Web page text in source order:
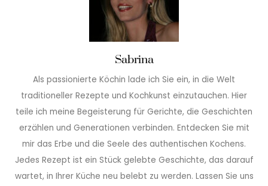
Sabrina
Als passionierte Köchin lade ich Sie ein, in die Welt
traditioneller Rezepte und Kochkunst einzutauchen. Hier
teile ich meine Begeisterung für Gerichte, die Geschichten
erzählen und Generationen verbinden. Entdecken Sie mit
mir das Erbe und die Seele des authentischen Kochens.
Jedes Rezept ist ein Stück gelebte Geschichte, das darauf
wartet, in Ihrer Küche neu belebt zu werden. Lassen Sie uns